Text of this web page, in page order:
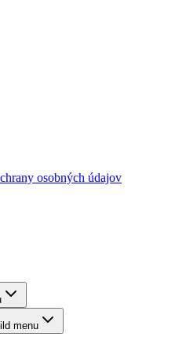
osobných údajov
menu